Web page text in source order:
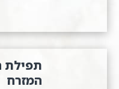
תפילת
המזרח